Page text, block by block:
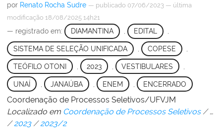
por Renato Rocha Sudre — publicado 07/06/2023 — última
modificação 18/08/2025 14h21
— registrado em: DIAMANTINA , EDITAL ,
SISTEMA DE SELEÇÃO UNIFICADA COPESE
TEÓFILO OTONI 2023 VESTIBULARES
UNAÍ JANAÚBA ENEM , ENCERRADO
Coordenação de Processos Seletivos/UFVJM
Localizado em Coordenação de Processos Seletivos /…
/2023 /2023/2